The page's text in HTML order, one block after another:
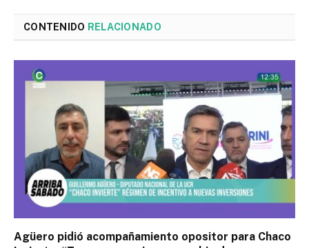
CONTENIDO RELACIONADO
Agüero pidió acompañamiento opositor para Chaco